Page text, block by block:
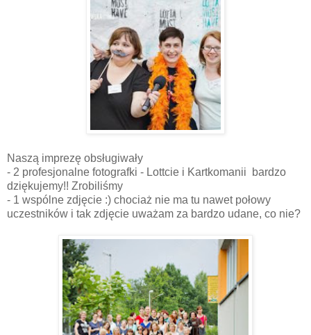
Naszą imprezę obsługiwały
- 2 profesjonalne fotografki - Lottcie i Kartkomanii bardzo
dziękujemy!! Zrobiliśmy
- 1 wspólne zdjęcie :) chociaż nie ma tu nawet połowy
uczestników i tak zdjęcie uważam za bardzo udane, co nie?